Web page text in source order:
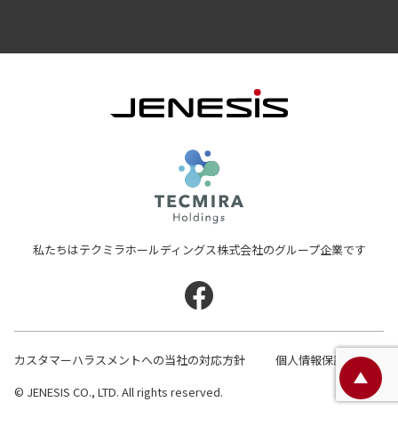
私たちはテクミラホールディングス株式会社のグループ企業です
カスタマーハラスメントへの当社の対応方針
個人情報保護方針
© JENESIS CO., LTD. All rights reserved.